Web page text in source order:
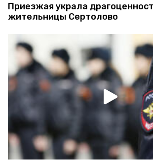
Приезжая украла
жительницы Сертолово